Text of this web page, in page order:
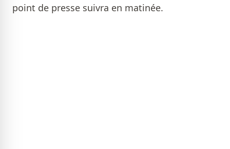
point de presse suivra en matinée.